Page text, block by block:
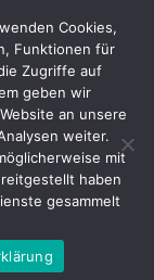
Cookies,
Funktionen für
Zugriffe auf
geben wir
an unsere
weiter.
mit
haben
gesammelt